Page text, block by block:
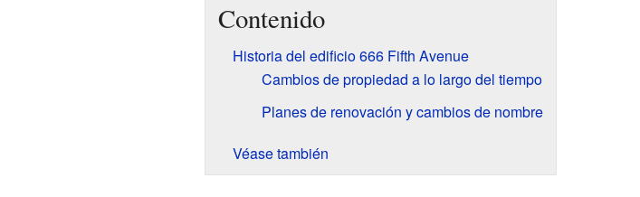
Contenido
Historia del edificio 666 Fifth Avenue
Cambios de propiedad a lo largo del tiempo
Planes de renovación y cambios de nombre
Véase también